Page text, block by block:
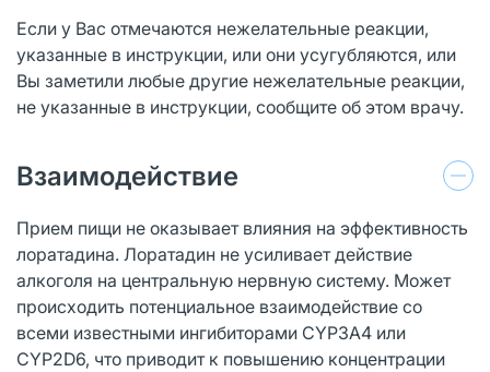
Если у Вас отмечаются нежелательные реакции,
указанные в инструкции, или они усугубляются, или
Вы заметили любые другие нежелательные реакции,
не указанные в инструкции, сообщите об этом врачу.
Взаимодействие
Прием пищи не оказывает влияния на эффективность
лоратадина. Лоратадин не усиливает действие
алкоголя на центральную нервную систему. Может
происходить потенциальное взаимодействие со
всеми известными ингибиторами CYP3A4 или
CYP2D6, что приводит к повышению концентрации